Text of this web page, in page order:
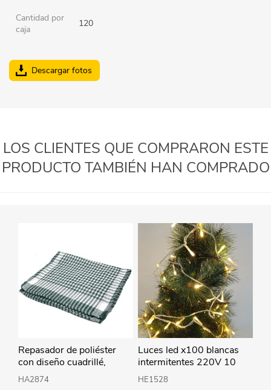
Cantidad por
caja
120
Descargar fotos
LOS CLIENTES QUE COMPRARON ESTE
PRODUCTO TAMBIÉN HAN COMPRADO
Repasador de poliéster
con diseño cuadrillé,
PACKx12, varios colores
HA2874
Luces led x100 blancas
intermitentes 220V 10
metros en caja
HE1528